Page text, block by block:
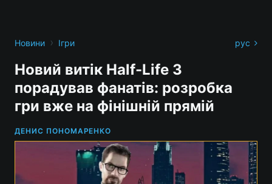
Новини › Ігри рус
Новий витік Half-Life 3
порадував фанатів: розробка
гри вже на фінішній прямій
ДЕНИС ПОНОМАРЕНКО